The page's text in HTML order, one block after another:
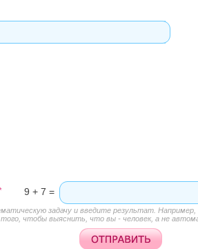
чтобы выяснить, что вы - человек, а не
9 + 7 =
задачу и введите результат. Например,